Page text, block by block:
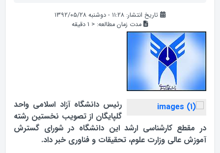
تاریخ انتشار: ۱۱:۲۸ - دوشنبه ۱۳۹۲/۰۵/۲۸
مدت زمان مطالعه: < 1 دقیقه
رئیس دانشگاه آزاد اسلامی واحد
گلپایگان از تصویب نخستین رشته
در مقطع کارشناسی ارشد این دانشگاه در شورای گسترش
آموزش عالی وزارت علوم، تحقیقات و فناوری خبر داد.